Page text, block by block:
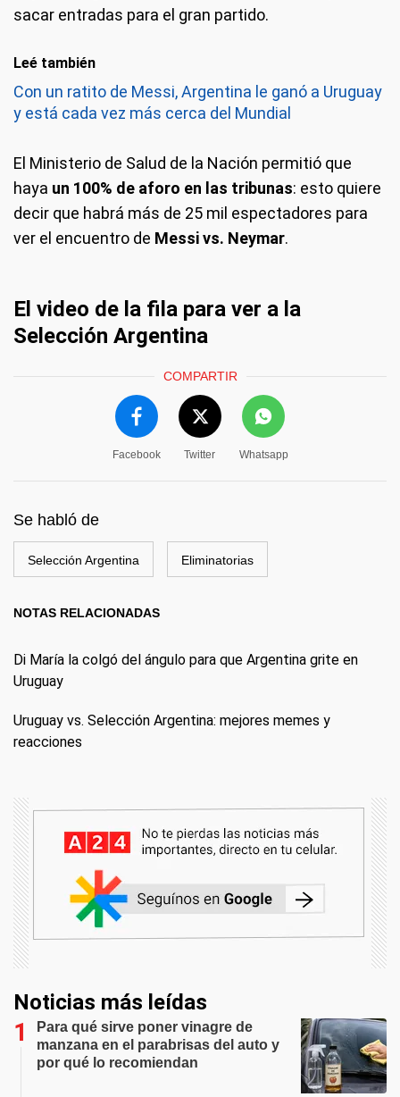
sacar entradas para el gran partido.
Leé también
Con un ratito de Messi, Argentina le ganó a Uruguay
y está cada vez más cerca del Mundial
El Ministerio de Salud de la Nación permitió que
haya un 100% de aforo en las tribunas: esto quiere
decir que habrá más de 25 mil espectadores para
ver el encuentro de Messi vs. Neymar.
El video de la fila para ver a la
Selección Argentina
COMPARTIR
Facebook Twitter Whatsapp
Se habló de
Selección Argentina Eliminatorias
NOTAS RELACIONADAS
Di María la colgó del ángulo para que Argentina grite en
Uruguay
Uruguay vs. Selección Argentina: mejores memes y
reacciones
Noticias más leídas
Para qué sirve poner vinagre de
manzana en el parabrisas del auto y
por qué lo recomiendan